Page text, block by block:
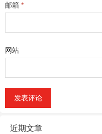
邮箱 *
网站
近期文章